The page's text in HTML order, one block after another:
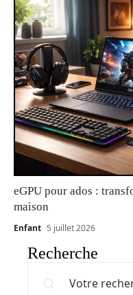
eGPU pour ados :
maison
Enfant 5 juillet 2026
Recherche